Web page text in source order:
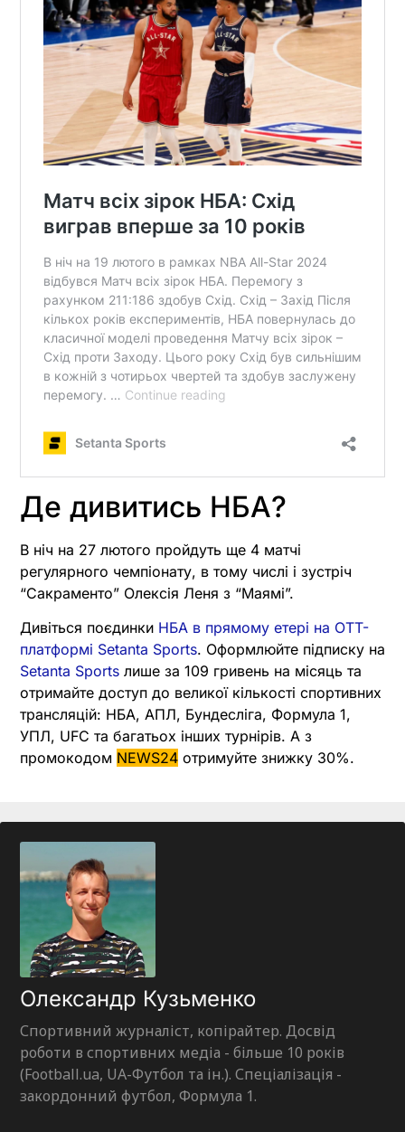
Де дивитись НБА?
В ніч на 27 лютого пройдуть ще 4 матчі
регулярного чемпіонату, в тому числі і зустріч
“Сакраменто” Олексія Леня з “Маямі”.
Дивіться поєдинки НБА в прямому етері на OTT-
платформі Setanta Sports. Оформлюйте підписку на
Setanta Sports лише за 109 гривень на місяць та
отримайте доступ до великої кількості спортивних
трансляцій: НБА, АПЛ, Бундесліга, Формула 1,
УПЛ, UFC та багатьох інших турнірів. А з
промокодом NEWS24 отримуйте знижку 30%.
Олександр Кузьменко
Спортивний журналіст, копірайтер. Досвід
роботи в спортивних медіа - більше 10 років
(Football.ua, UA-Футбол та ін.). Спеціалізація -
закордонний футбол, Формула 1.